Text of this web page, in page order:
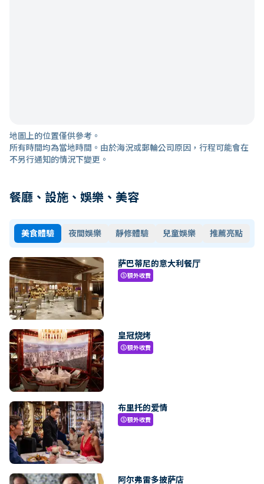
地圖上的位置僅供參考。
所有時間均為當地時間。由於海況或郵輪公司原因，行程可能會在
不另行通知的情況下變更。
餐廳、設施、娛樂、美容
美食體驗 夜間娛樂 靜修體驗 兒童娛樂 推薦亮點
萨巴蒂尼的意大利餐厅
paid額外收費
皇冠烧烤
paid額外收費
布里托的爱情
paid額外收費
阿尔弗雷多披萨店